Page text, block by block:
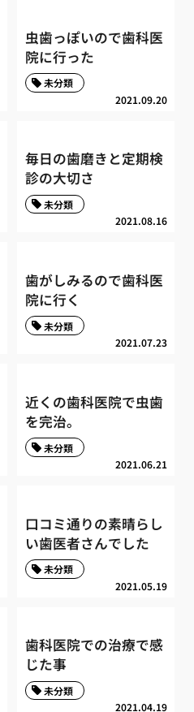
虫歯っぽいので歯科医
院に行った
2021.09.20
未分類
毎日の歯磨きと定期検
診の大切さ
2021.08.16
未分類
歯がしみるので歯科医
院に行く
2021.07.23
未分類
近くの歯科医院で虫歯
を完治。
2021.06.21
未分類
口コミ通りの素晴らし
い歯医者さんでした
2021.05.19
未分類
歯科医院での治療で感
じた事
2021.04.19
未分類